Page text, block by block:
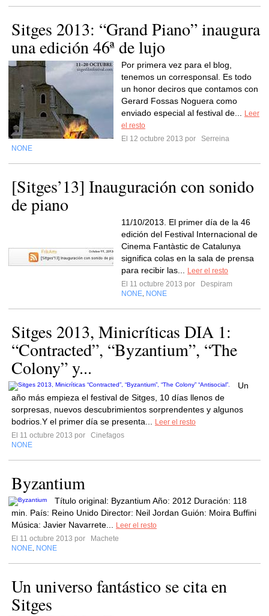
Sitges 2013: “Grand Piano” inaugura
una edición 46ª de lujo
Por primera vez para el blog,
tenemos un corresponsal. Es todo
un honor deciros que contamos con
Gerard Fossas Noguera como
enviado especial al festival de...
Leer
el resto
El 12 octubre 2013 por
Serreina
NONE
[Sitges’13] Inauguración con sonido
de piano
11/10/2013. El primer día de la 46
edición del Festival Internacional de
Cinema Fantàstic de Catalunya
significa colas en la sala de prensa
para recibir las...
Leer el resto
El 11 octubre 2013 por
Despiram
NONE NONE
Sitges 2013, Minicríticas DIA 1:
“Contracted”, “Byzantium”, “The
Colony” y...
Un
año más empieza el festival de Sitges, 10 días llenos de
sorpresas, nuevos descubrimientos sorprendentes y algunos
bodrios.Y el primer día se presenta...
Leer el resto
El 11 octubre 2013 por
Cinefagos
NONE
Byzantium
Título original: Byzantium Año: 2012 Duración: 118
min. País: Reino Unido Director: Neil Jordan Guión: Moira Buffini
Música: Javier Navarrete...
Leer el resto
El 11 octubre 2013 por
Machete
NONE NONE
Un universo fantástico se cita en
Sitges